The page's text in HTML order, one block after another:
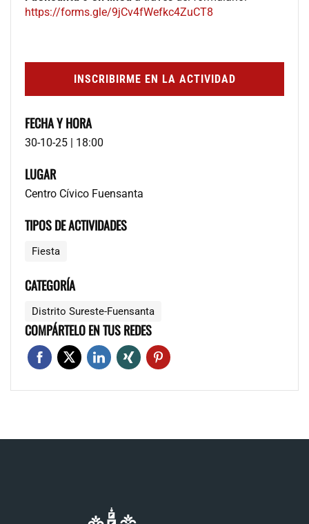
https://forms.gle/9jCv4fWefkc4ZuCT8
INSCRIBIRME EN LA ACTIVIDAD
FECHA Y HORA
30-10-25 | 18:00
LUGAR
Centro Cívico Fuensanta
TIPOS DE ACTIVIDADES
Fiesta
CATEGORÍA
Distrito Sureste-Fuensanta
COMPÁRTELO EN TUS REDES